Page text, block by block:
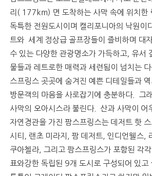
리( 177km) 면 도착하는 사막 속에 위치한
독특한 전원도시이며 캘리포니아의 낙원이
트와 세계 정상급 골프장들이 즐비하며 대
수 있는 다양한 관광명소가 가득하고, 유서
물들과 레트로한 매력과 세련됨이 넘치는
스프링스 곳곳에 숨겨진 예쁜 디테일들과
방문객의 마음을 사로잡기에 충분하다. 그
사막의 오아시스라 불린다. 산과 사막이 어
자연경관을 가진 팜스프링스는 데저트 핫
시티, 랜초 미라지, 팜 데저트, 인디언웰스,
쿠아첼라, 그리고 팜스프링스가 포함된 각
표와강한 독립된 9개 도시로 구성되어 있고